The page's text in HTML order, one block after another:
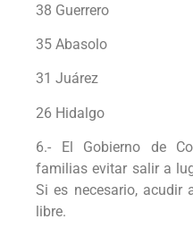
38 Guerrero
35 Abasolo
31 Juárez
26 Hidalgo
6.- El Gobierno de
familias evitar salir a
Si es necesario, acudir
libre.